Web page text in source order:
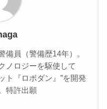
備員（警備歴14年）。
ノロジーを駆使して
ト『ロボダン』”を開発
特許出願